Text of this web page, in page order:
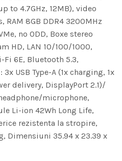
to 4.7GHz, 12MB), video
RAM 8GB DDR4 3200MHz
no ODD, Boxe stereo
HD, LAN 10/100/1000,
Fi 6E, Bluetooth 5.3,
USB Type-A (1x charging, 1x
delivery, DisplayPort 2.1)/
microphone,
Li-ion 42Wh Long Life,
rezistenta la stropire,
Dimensiuni 35.94 x 23.39 x